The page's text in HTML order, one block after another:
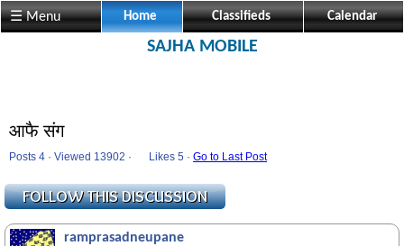
☰ Menu Home Classifieds Calendar
SAJHA MOBILE
आफै संग
Posts 4 · Viewed 13902 · Likes 5 · Go to Last Post
ramprasadneupane